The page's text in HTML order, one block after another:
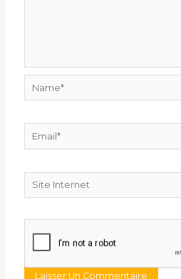
Email*
Site
Internet